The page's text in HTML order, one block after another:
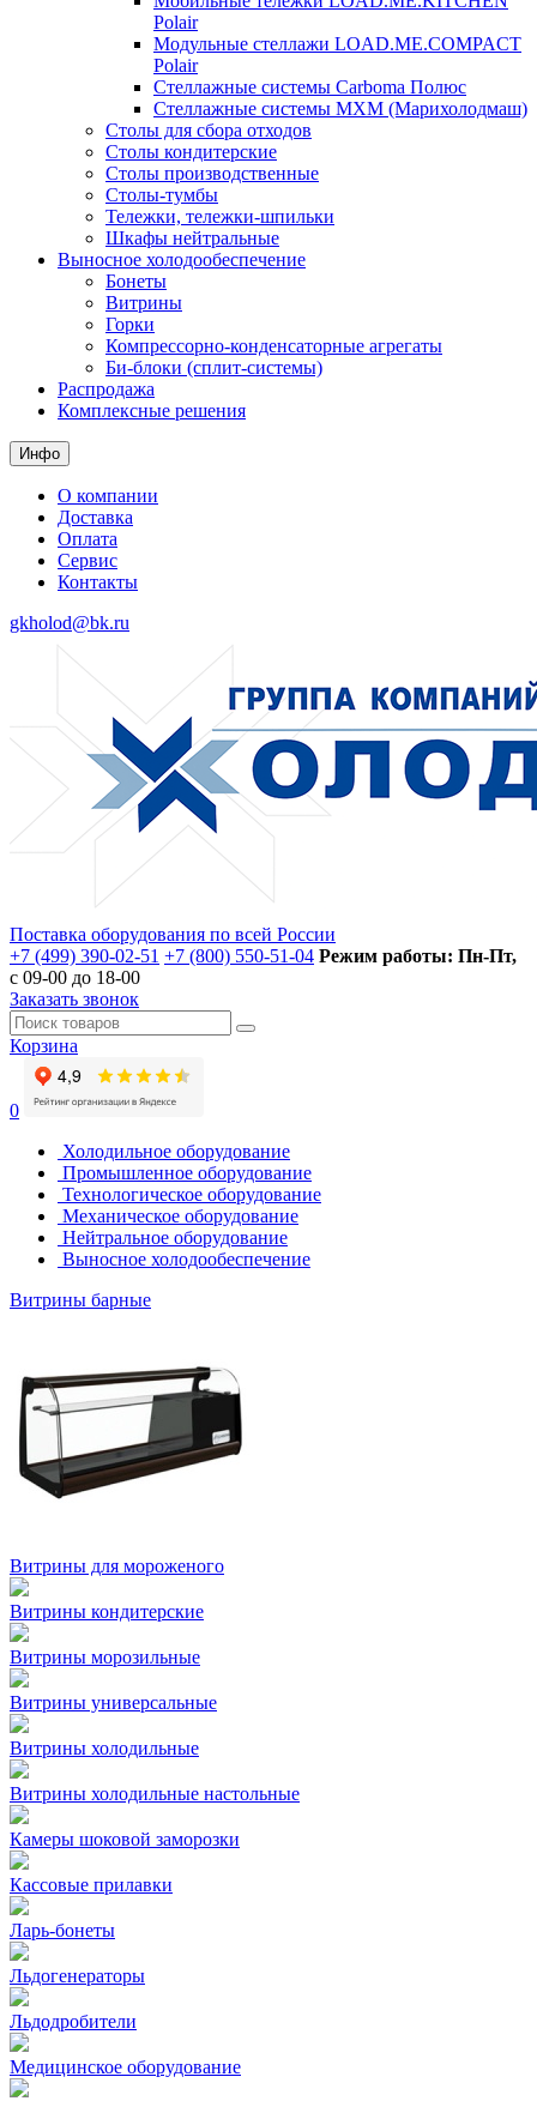
Polair
Модульные стеллажи LOAD.ME.COMPACT
Polair
Стеллажные системы Carboma Полюс
Стеллажные системы МХМ (Марихолодмаш)
Столы для сбора отходов
Столы кондитерские
Столы производственные
Столы-тумбы
Тележки, тележки-шпильки
Шкафы нейтральные
Выносное холодообеспечение
Бонеты
Витрины
Горки
Компрессорно-конденсаторные агрегаты
Би-блоки (сплит-системы)
Распродажа
Комплексные решения
Инфо
О компании
Доставка
Оплата
Сервис
Контакты
gkholod@bk.ru
Поставка оборудования по всей России
+7 (499) 390-02-51 +7 (800) 550-51-04 Режим работы: Пн-Пт,
с 09-00 до 18-00
Заказать звонок
Корзина
0
Холодильное оборудование
Промышленное оборудование
Технологическое оборудование
Механическое оборудование
Нейтральное оборудование
Выносное холодообеспечение
Витрины барные
Витрины для мороженого
Витрины кондитерские
Витрины морозильные
Витрины универсальные
Витрины холодильные
Витрины холодильные настольные
Камеры шоковой заморозки
Кассовые прилавки
Ларь-бонеты
Льдогенераторы
Льдодробители
Медицинское оборудование